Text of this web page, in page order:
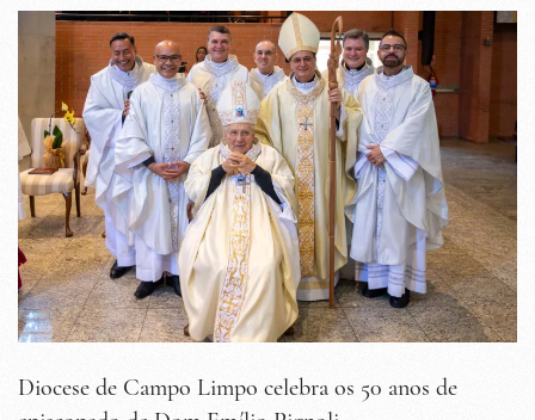
Diocese de Campo Limpo celebra os 50 anos de